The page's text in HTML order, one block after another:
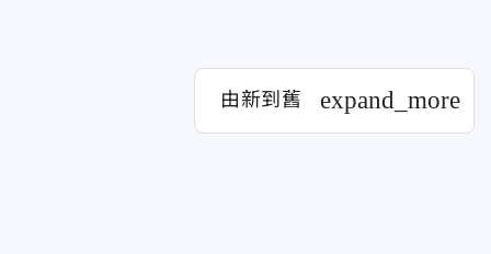
由新到舊 expand_more